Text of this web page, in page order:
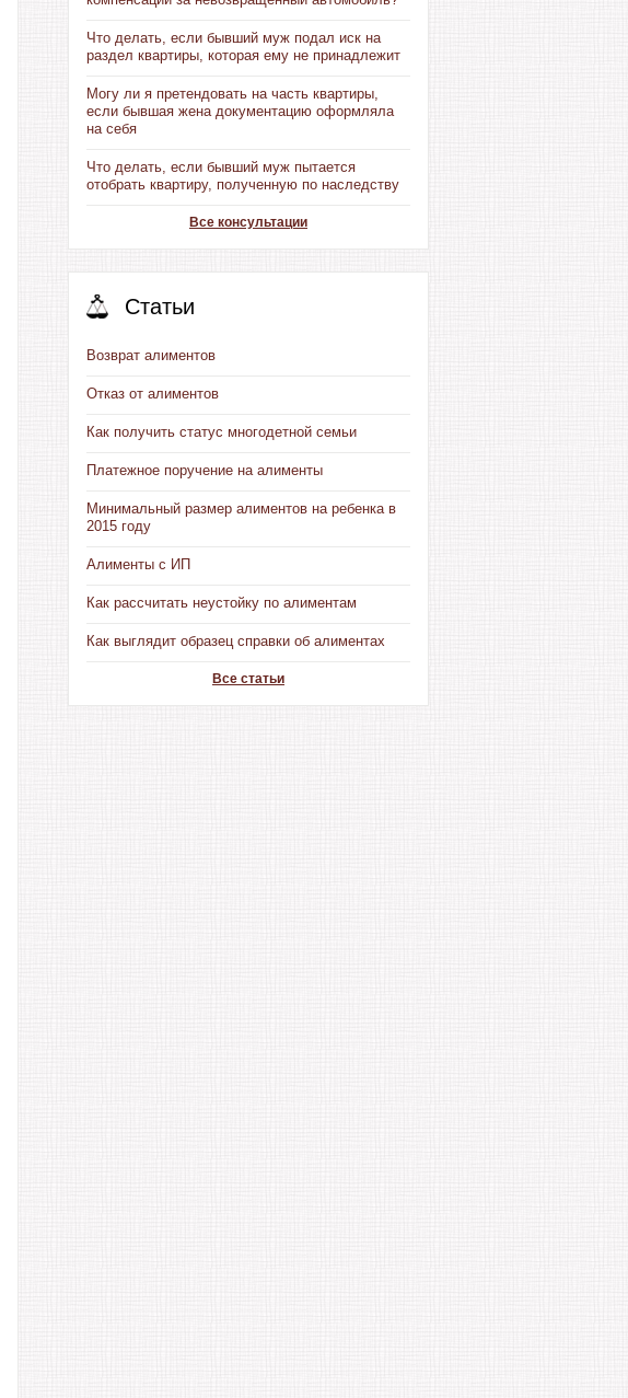
Что делать, если бывший муж подал иск на
раздел квартиры, которая ему не принадлежит
Могу ли я претендовать на часть квартиры,
если бывшая жена документацию оформляла
на себя
Что делать, если бывший муж пытается
отобрать квартиру, полученную по наследству
Все консультации
Статьи
Возврат алиментов
Отказ от алиментов
Как получить статус многодетной семьи
Платежное поручение на алименты
Минимальный размер алиментов на ребенка в
2015 году
Алименты с ИП
Как рассчитать неустойку по алиментам
Как выглядит образец справки об алиментах
Все статьи